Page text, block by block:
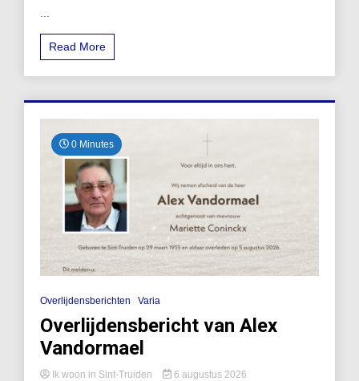
Read More
0 Minutes
Overlijdensberichten Varia
Overlijdensbericht van Alex
Vandormael
Ik woon in Sint-Truiden 6 augustus 2026